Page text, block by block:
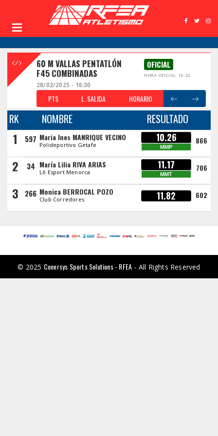
60 M VALLAS PENTATLÓN
F45 COMBINADAS
OFICIAL
HORA OFICIAL: 16:32
28/02/2025 - 16:30
PTS L. SALIDA HORARIO
RK NOMBRE RESULTADO
1 597 Maria Ines MANRIQUE VECINO
Polideportivo Getafe
10.26
MMP
866
2 34 María Lilia RIVA ARIAS
Lô Esport Menorca
11.17
MMT
706
3 266 Monica BERROCAL POZO
Club Corredores 11.82 602
© 2025 Conersys Sports Solutions - RFEA - All Rights Reserved